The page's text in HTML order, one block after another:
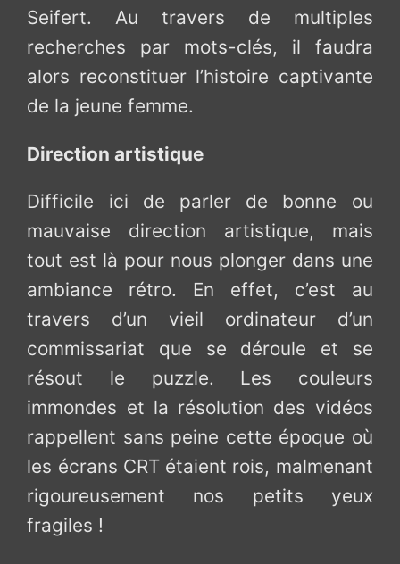
Seifert. Au travers de multiples
recherches par mots-clés, il faudra
alors reconstituer l’histoire captivante
de la jeune femme.
Direction artistique
Difficile ici de parler de bonne ou
mauvaise direction artistique, mais
tout est là pour nous plonger dans une
ambiance rétro. En effet, c’est au
travers d’un vieil ordinateur d’un
commissariat que se déroule et se
résout le puzzle. Les couleurs
immondes et la résolution des vidéos
rappellent sans peine cette époque où
les écrans CRT étaient rois, malmenant
rigoureusement nos petits yeux
fragiles !